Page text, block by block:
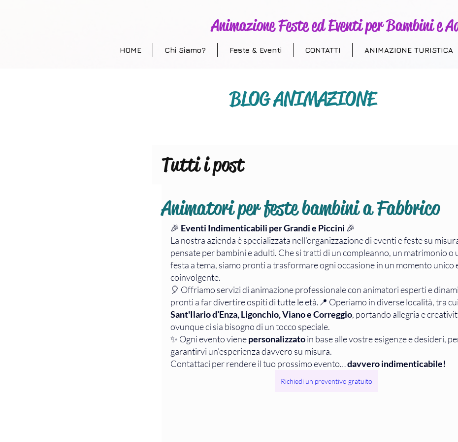
Animazione Feste ed Eventi per Bambini e
HOME Chi Siamo? Feste & Eventi CONTATTI ANIMAZIONE TURISTICA
BLOG ANIMAZIONE
Tutti i post
Animazione feste bambini Parma
Allestimento e Addobbi a Tema
Animazione Turistica
animazione per villaggi turistici
compleanni bambini
Animatori per feste bambini a Fabbrico
🎉 Eventi Indimenticabili per Grandi e Piccini 🎉
La nostra azienda è specializzata nell’organizzazione di eventi e feste su
pensate per bambini e adulti. Che si tratti di un compleanno, un matrimonio o
festa a tema, siamo pronti a trasformare ogni occasione in un momento unico
coinvolgente.
🎈 Offriamo servizi di animazione professionale con animatori esperti e
pronti a far divertire ospiti di tutte le età.📍 Operiamo in diverse località, tra cui
Sant'Ilario d’Enza, Ligonchio, Viano e Correggio, portando allegria e
ovunque ci sia bisogno di un tocco speciale.
✨ Ogni evento viene personalizzato in base alle vostre esigenze e desideri,
garantirvi un’esperienza davvero su misura.
Contattaci per rendere il tuo prossimo evento… davvero indimenticabile!
Richiedi un preventivo gratuito